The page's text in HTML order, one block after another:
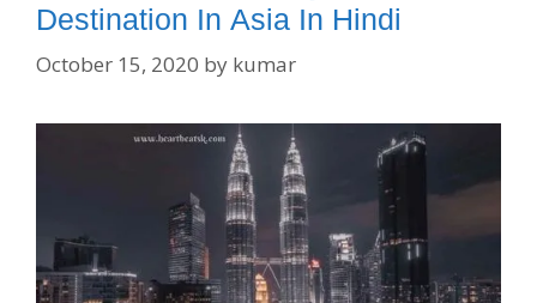
Destination In Asia In Hindi
October 15, 2020 by kumar